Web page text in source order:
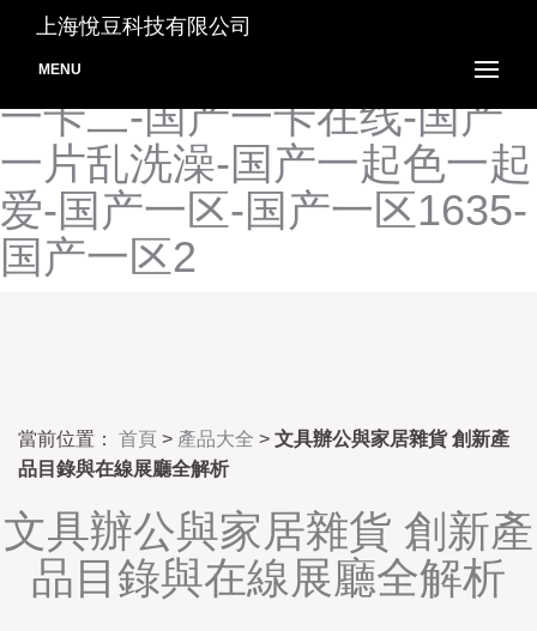
国产一级生活片-国产一级淫
片-国产一级在线播放-国产
一卡二-国产一卡在线-国产
一片乱洗澡-国产一起色一起
爱-国产一区-国产一区1635-
国产一区2
上海悅豆科技有限公司
MENU
當前位置： 首頁 > 產品大全 > 文具辦公與家居雜貨 創新產
品目錄與在線展廳全解析
文具辦公與家居雜貨 創新產
品目錄與在線展廳全解析